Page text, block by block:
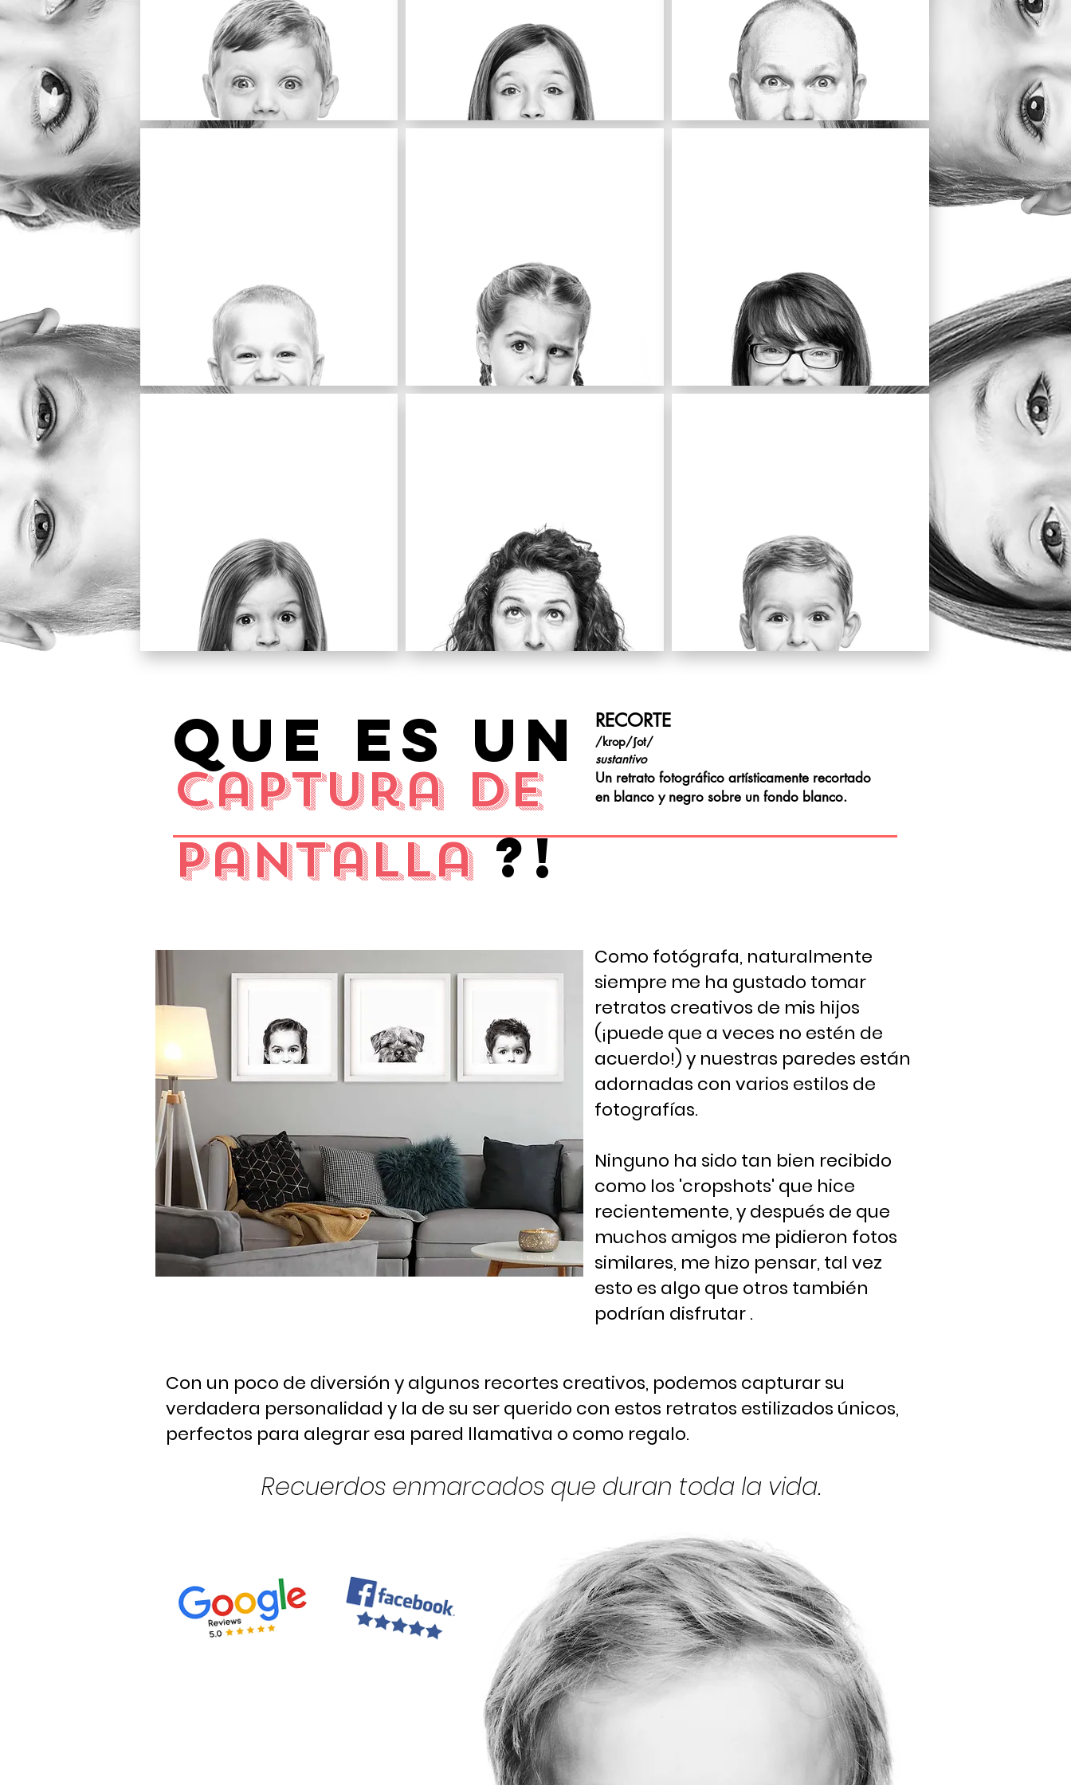
que es un
Captura de
pantalla ?!
RECORTE
/krop/ʃot/
sustantivo
Un retrato fotográfico artísticamente recortado
en blanco y negro sobre un fondo blanco.
Como fotógrafa, naturalmente
siempre me ha gustado tomar
retratos creativos de mis hijos
(¡puede que a veces no estén de
acuerdo!) y nuestras paredes están
adornadas con varios estilos de
fotografías.
Ninguno ha sido tan bien recibido
como los 'cropshots' que hice
recientemente, y después de que
muchos amigos me pidieron fotos
similares, me hizo pensar, tal vez
esto es algo que otros también
podrían disfrutar .
Con un poco de diversión y algunos recortes creativos, podemos capturar su
verdadera personalidad y la de su ser querido con estos retratos estilizados únicos,
perfectos para alegrar esa pared llamativa o como regalo.
Recuerdos enmarcados que duran toda la vida.